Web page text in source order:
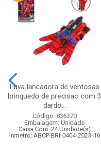
Luva lancadora de ventosas
brinquedo de precisao com 3
dardo...
Código: 836370
Embalagem: Unidade
Caixa Com: 24 Unidade(s)
Inmetro: ABCP-BRI-0404-2023-16